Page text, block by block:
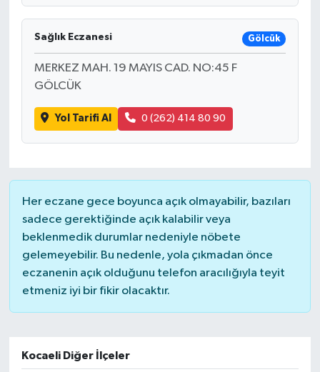
Sağlık Eczanesi Gölcük
MERKEZ MAH. 19 MAYIS CAD. NO:45 F
GÖLCÜK
Yol Tarifi Al 0 (262) 414 80 90
Her eczane gece boyunca açık olmayabilir, bazıları
sadece gerektiğinde açık kalabilir veya
beklenmedik durumlar nedeniyle nöbete
gelemeyebilir. Bu nedenle, yola çıkmadan önce
eczanenin açık olduğunu telefon aracılığıyla teyit
etmeniz iyi bir fikir olacaktır.
Kocaeli Diğer İlçeler